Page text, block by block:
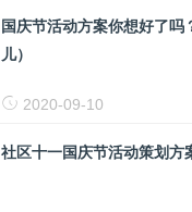
国庆节活动方案你想好了吗
儿）
2020-09-10
社区十一国庆节活动策划方